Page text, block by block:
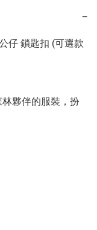
−
仔 鎖匙扣 (可選款
夥伴的服裝，扮